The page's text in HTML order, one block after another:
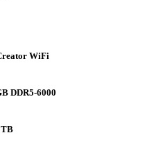
WiFi
DDR5-6000